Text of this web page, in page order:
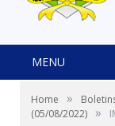
MENU
Home »
(05/08/2022) »